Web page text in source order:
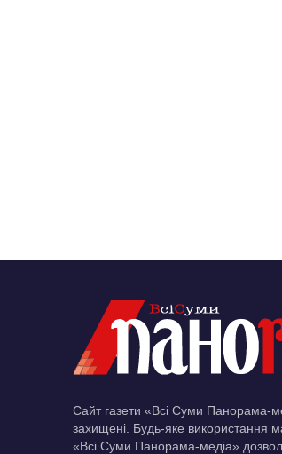
Сайт газети «Всі Суми Панорама-
захищені. Будь-яке використання
«Всі Суми Панорама-медіа»